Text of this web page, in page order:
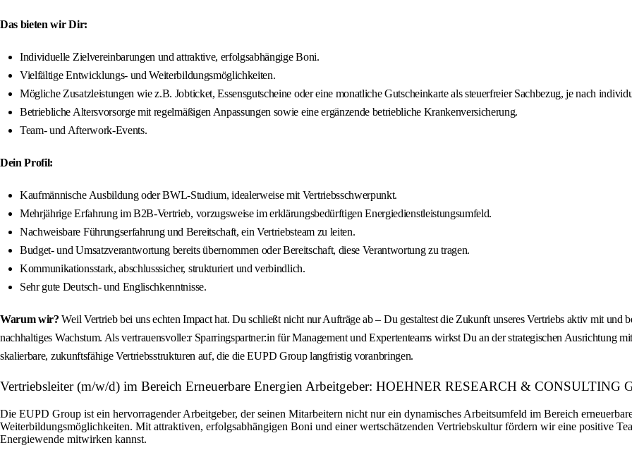
Das bieten wir Dir:
Individuelle Zielvereinbarungen und attraktive, erfolgsabhängige Boni.
Vielfältige Entwicklungs‑ und Weiterbildungsmöglichkeiten.
Mögliche Zusatzleistungen wie z.B. Jobticket, Essensgutscheine oder eine monatliche Gutscheinkarte als steuerfreier Sachbezug, je nach
Betriebliche Altersvorsorge mit regelmäßigen Anpassungen sowie eine ergänzende betriebliche Krankenversicherung.
Team‑ und Afterwork‑Events.
Dein Profil:
Kaufmännische Ausbildung oder BWL-Studium, idealerweise mit Vertriebsschwerpunkt.
Mehrjährige Erfahrung im B2B-Vertrieb, vorzugsweise im erklärungsbedürftigen Energiedienstleistungsumfeld.
Nachweisbare Führungserfahrung und Bereitschaft, ein Vertriebsteam zu leiten.
Budget- und Umsatzverantwortung bereits übernommen oder Bereitschaft, diese Verantwortung zu tragen.
Kommunikationsstark, abschlusssicher, strukturiert und verbindlich.
Sehr gute Deutsch- und Englischkenntnisse.
Warum wir? Weil Vertrieb bei uns echten Impact hat. Du schließt nicht nur Aufträge ab – Du gestaltest die Zukunft unseres Vertriebs aktiv mit und
nachhaltiges Wachstum. Als vertrauensvolle:r Sparringspartner:in für Management und Expertenteams wirkst Du an der strategischen Ausrichtung
skalierbare, zukunftsfähige Vertriebsstrukturen auf, die die EUPD Group langfristig voranbringen.
Vertriebsleiter (m/w/d) im Bereich Erneuerbare Energien Arbeitgeber: HOEHNER RESEARCH & CONSULTING
Die EUPD Group ist ein hervorragender Arbeitgeber, der seinen Mitarbeitern nicht nur ein dynamisches Arbeitsumfeld im Bereich
Weiterbildungsmöglichkeiten. Mit attraktiven, erfolgsabhängigen Boni und einer wertschätzenden Vertriebskultur fördern wir eine positive
Energiewende mitwirken kannst.